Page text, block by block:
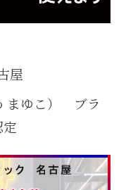
古屋
まゆこ） ブラ